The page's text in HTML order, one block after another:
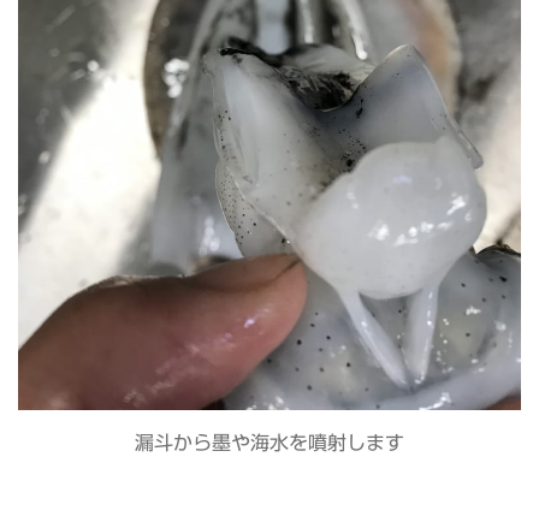
漏斗から墨や海水を噴射します